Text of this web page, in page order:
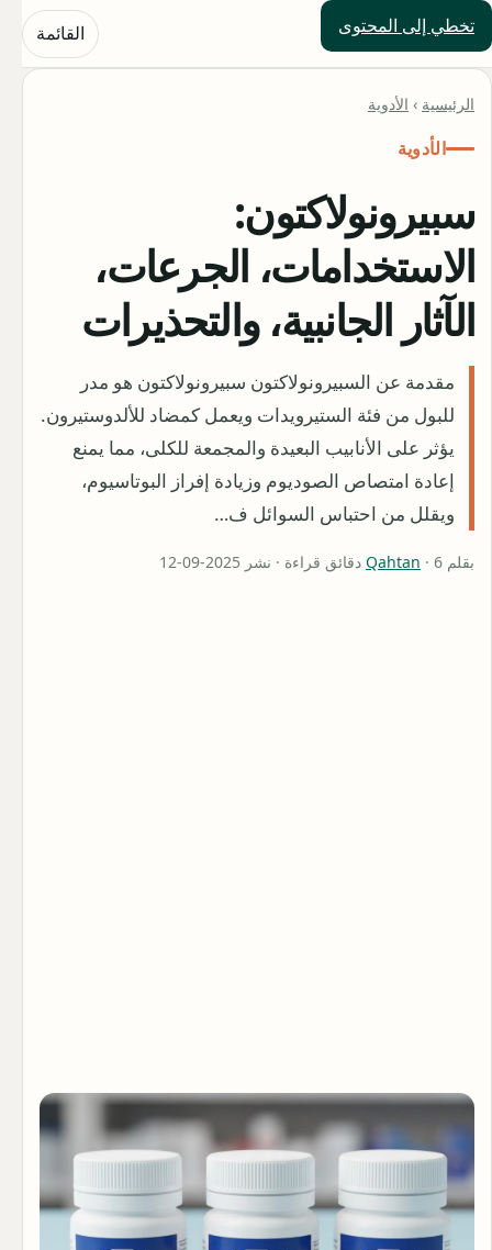
تخطي إلى المحتوى
حلول العالم القائمة
الرئيسية › الأدوية
الأدوية
سبيرونولاكتون:
الاستخدامات، الجرعات،
الآثار الجانبية، والتحذيرات
مقدمة عن السبيرونولاكتون سبيرونولاكتون هو مدر
للبول من فئة الستيرويدات ويعمل كمضاد للألدوستيرون.
يؤثر على الأنابيب البعيدة والمجمعة للكلى، مما يمنع
إعادة امتصاص الصوديوم وزيادة إفراز البوتاسيوم،
ويقلل من احتباس السوائل ف…
بقلم Qahtan · 6 دقائق قراءة · نشر 2025-09-12